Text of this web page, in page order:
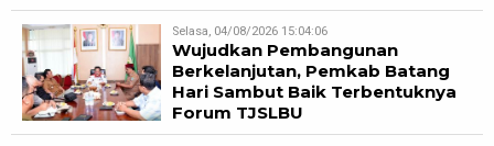
Selasa, 04/08/2026 15:04:06
Wujudkan Pembangunan
Berkelanjutan, Pemkab Batang
Hari Sambut Baik Terbentuknya
Forum TJSLBU